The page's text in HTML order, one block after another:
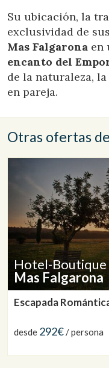
Su ubicación, la
exclusividad de
Mas Falgarona en
encanto del
de la naturaleza,
en pareja.
Otras ofertas
Hotel-Boutique
Mas Falgarona
Escapada
desde 292€/ persona